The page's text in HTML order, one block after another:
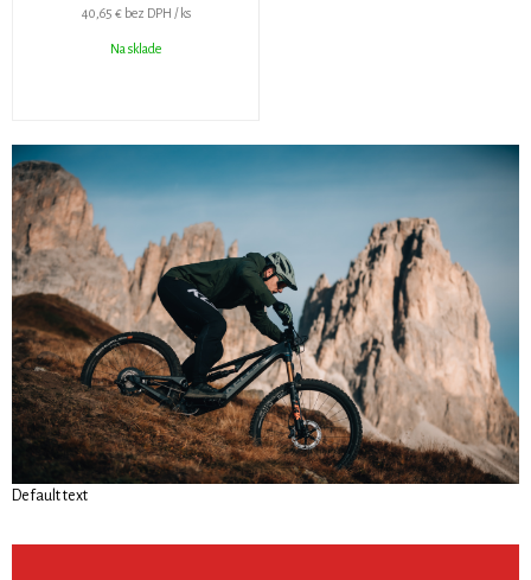
40,65 € bez DPH / ks
Na sklade
Default text